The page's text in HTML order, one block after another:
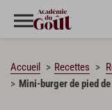
Accueil Recettes
Mini-burger de pied
CHARGEMENT…